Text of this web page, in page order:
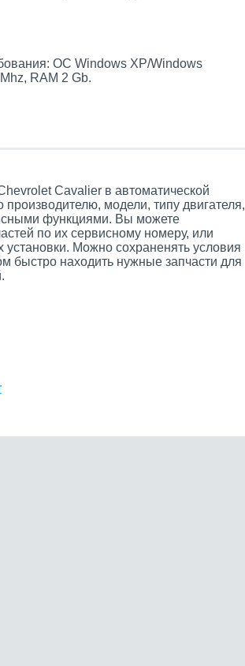
ОС Windows XP/Windows
RAM 2 Gb.
Cavalier в автоматической
модели, типу двигателя,
функциями. Вы можете
по их сервисному номеру, или
установки. Можно сохраненять условия
быстро находить нужные запчасти для